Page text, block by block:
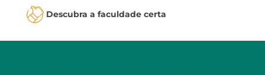
Descubra a faculdade certa